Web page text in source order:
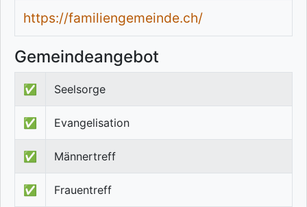
https://familiengemeinde.ch/
Gemeindeangebot
✅ Seelsorge
✅ Evangelisation
✅ Männertreff
✅ Frauentreff